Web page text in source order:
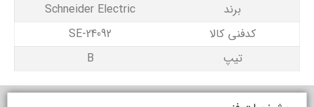
برند
Schneider Electric
کدفنی کالا
24092-SE
تیپ
B